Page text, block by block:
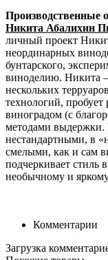
Производственные
Никита Абалихин
личный проект
неординарных
бунтарского,
виноделию. Никита –
нескольких
технологий, пробует
виноградом (с
методами выдержки.
нестандартными, в
смелыми, как и сам
подчеркивает стиль
необычному и
Комментарии
Загрузка